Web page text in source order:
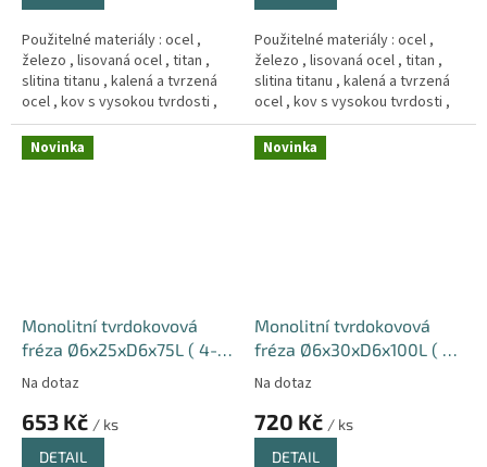
Použitelné materiály : ocel ,
železo , lisovaná ocel , titan ,
slitina titanu , kalená a tvrzená
ocel , kov s vysokou tvrdosti ,
Měd´ , litina .
Použitelné materiály : ocel ,
železo , lisovaná ocel , titan ,
slitina titanu , kalená a tvrzená
ocel , kov s vysokou tvrdosti ,
Měd´ , litina .
Novinka
Monolitní tvrdokovová
fréza Ø6x25xD6x75L ( 4-
Na dotaz
653 Kč / ks
DETAIL
Novinka
Monolitní tvrdokovová
fréza Ø6x30xD6x100L ( 4-
Na dotaz
720 Kč / ks
DETAIL